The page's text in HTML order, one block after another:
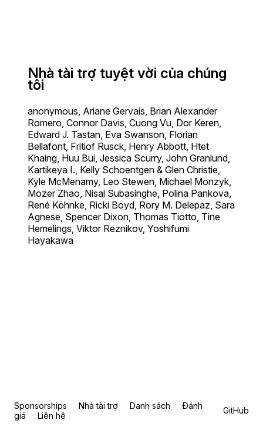
Nhà tài trợ tuyệt vời của chúng
tôi
anonymous, Ariane Gervais, Brian Alexander
Romero, Connor Davis, Cuong Vu, Dor Keren,
Edward J. Tastan, Eva Swanson, Florian
Bellafont, Fritiof Rusck, Henry Abbott, Htet
Khaing, Huu Bui, Jessica Scurry, John Granlund,
Kartikeya I., Kelly Schoentgen & Glen Christie,
Kyle McMenamy, Leo Stewen, Michael Monzyk,
Mozer Zhao, Nisal Subasinghe, Polina Pankova,
René Köhnke, Ricki Boyd, Rory M. Delepaz, Sara
Agnese, Spencer Dixon, Thomas Tiotto, Tine
Hemelings, Viktor Reznikov, Yoshifumi
Hayakawa
Sponsorships Nhà tài trợ Danh sách
Đánh
giá
Liên hệ GitHub